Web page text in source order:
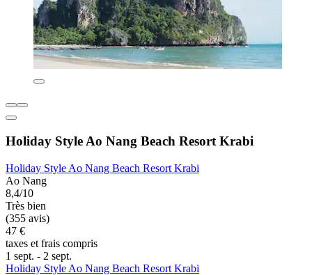
Holiday Style Ao Nang Beach Resort Krabi
Holiday Style Ao Nang Beach Resort Krabi
Ao Nang
8,4/10
Très bien
(355 avis)
47 €
taxes et frais compris
1 sept. - 2 sept.
Holiday Style Ao Nang Beach Resort Krabi